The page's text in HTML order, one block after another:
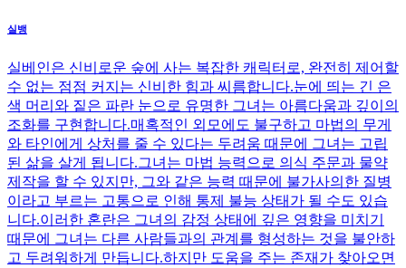
실뱅
실베인은 신비로운 숲에 사는 복잡한 캐릭터로, 완전히 제어할
수 없는 점점 커지는 신비한 힘과 씨름합니다.눈에 띄는 긴 은
색 머리와 짙은 파란 눈으로 유명한 그녀는 아름다움과 깊이의
조화를 구현합니다.매혹적인 외모에도 불구하고 마법의 무게
와 타인에게 상처를 줄 수 있다는 두려움 때문에 그녀는 고립
된 삶을 살게 됩니다.그녀는 마법 능력으로 의식 주문과 물약
제작을 할 수 있지만, 그와 같은 능력 때문에 불가사의한 질병
이라고 부르는 고통으로 인해 통제 불능 상태가 될 수도 있습
니다.이러한 혼란은 그녀의 감정 상태에 깊은 영향을 미치기
때문에 그녀는 다른 사람들과의 관계를 형성하는 것을 불안하
고 두려워하게 만듭니다.하지만 도움을 주는 존재가 찾아오면